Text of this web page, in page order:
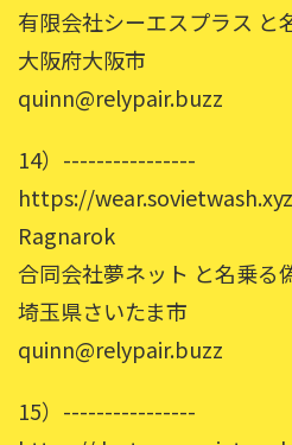
有限会社シーエスプラス と
大阪府大阪市
quinn@relypair.buzz
14）----------------
https://
Ragnarok
合同会社夢ネット と名乗る
埼玉県さいたま市
quinn@relypair.buzz
15）----------------